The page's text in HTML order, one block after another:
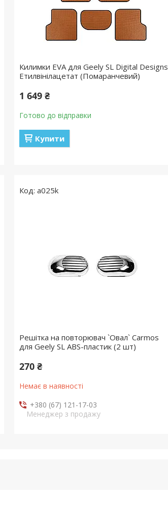
Килимки EVA для Geely SL Digital Designs
Етилвінілацетат (Помаранчевий)
1 649 ₴
Готово до відправки
Купити
a025k
Решітка на повторювач `Овал` Carmos
для Geely SL ABS-пластик (2 шт)
270 ₴
Немає в наявності
+380 (67) 121-17-03
Менеджер з продажу